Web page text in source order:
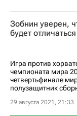
Зобнин уверен,
будет
Игра против
чемпионата мира
четвертьфинале
полузащитник
29 августа 2021, 21:33